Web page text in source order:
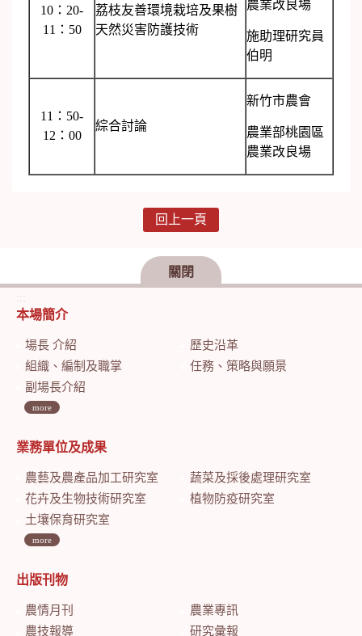
10：20-
11：50
荔枝友善環境栽培及果樹
天然災害防護技術
農業改良場
施助理研究員
伯明
11：50-
12：00
綜合討論
新竹市農會
農業部桃園區
農業改良場
回上一頁
關閉
:::
本場簡介
場長 介紹
歷史沿革
組織、編制及職掌
任務、策略與願景
副場長介紹
more
業務單位及成果
農藝及農產品加工研究室
蔬菜及採後處理研究室
花卉及生物技術研究室
植物防疫研究室
土壤保育研究室
more
出版刊物
農情月刊
農業專訊
農技報導
研究彙報